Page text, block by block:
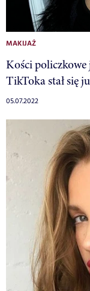
MAKIJAŻ
Kości
TikToka stał się
05.07.2022